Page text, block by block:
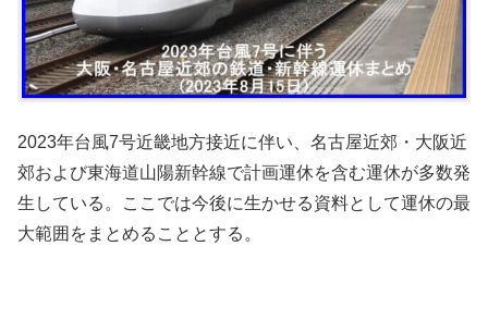
2023年台風7号近畿地方接近に伴い、名古屋近郊・大阪近
郊および東海道山陽新幹線で計画運休を含む運休が多数発
生している。ここでは今後に生かせる資料として運休の最
大範囲をまとめることとする。